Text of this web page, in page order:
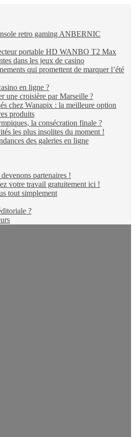
retro gaming ANBERNIC
portable HD WANBO T2 Max
dans les jeux de casino
qui promettent de marquer l’été
en ligne ?
une croisière par Marseille ?
chez Wanapix : la meilleure option
produits
la consécration finale ?
les plus insolites du moment !
des galeries en ligne
partenaires !
votre travail gratuitement ici !
tout simplement
?